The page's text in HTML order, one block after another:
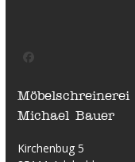
Möbelschreinerei
Michael Bauer
Kirchenbug 5